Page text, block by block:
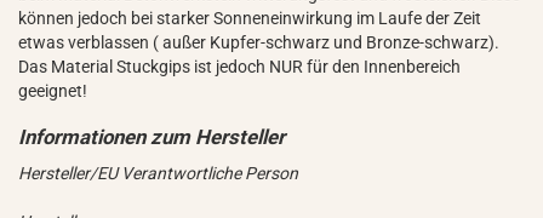
können jedoch bei starker Sonneneinwirkung im Laufe der Zeit
etwas verblassen ( außer Kupfer-schwarz und Bronze-schwarz).
Das Material Stuckgips ist jedoch NUR für den Innenbereich
geeignet!
Hersteller/EU Verantwortliche Person